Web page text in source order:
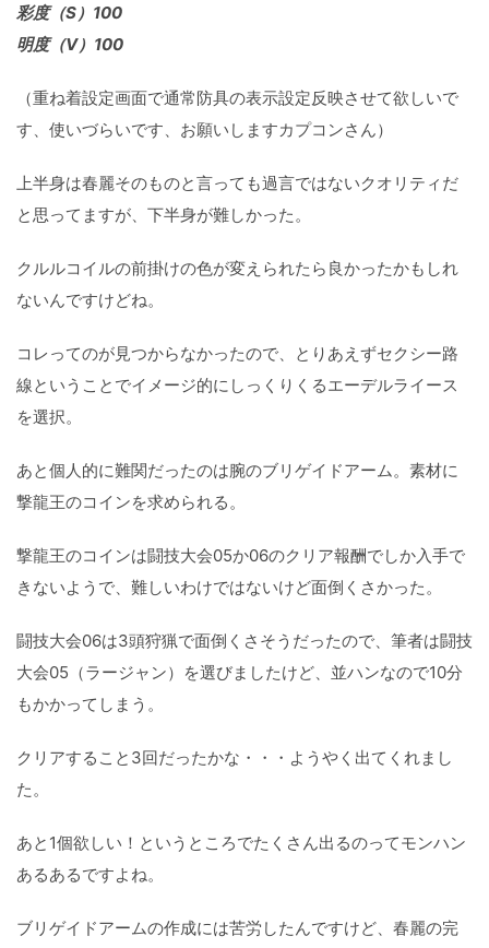
彩度（S）100
明度（V）100
（重ね着設定画面で通常防具の表示設定反映させて欲しいで
す、使いづらいです、お願いしますカプコンさん）
上半身は春麗そのものと言っても過言ではないクオリティだ
と思ってますが、下半身が難しかった。
クルルコイルの前掛けの色が変えられたら良かったかもしれ
ないんですけどね。
コレってのが見つからなかったので、とりあえずセクシー路
線ということでイメージ的にしっくりくるエーデルライース
を選択。
あと個人的に難関だったのは腕のブリゲイドアーム。素材に
撃龍王のコインを求められる。
撃龍王のコインは闘技大会05か06のクリア報酬でしか入手で
きないようで、難しいわけではないけど面倒くさかった。
闘技大会06は3頭狩猟で面倒くさそうだったので、筆者は闘技
大会05（ラージャン）を選びましたけど、並ハンなので10分
もかかってしまう。
クリアすること3回だったかな・・・ようやく出てくれまし
た。
あと1個欲しい！というところでたくさん出るのってモンハン
あるあるですよね。
ブリゲイドアームの作成には苦労したんですけど、春麗の完